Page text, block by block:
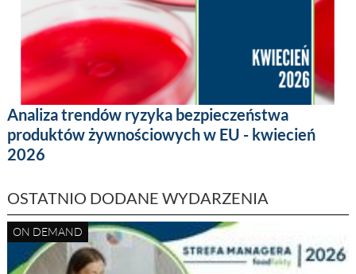
Analiza trendów ryzyka bezpieczeństwa
produktów żywnościowych w EU - kwiecień
2026
OSTATNIO DODANE WYDARZENIA
ON DEMAND